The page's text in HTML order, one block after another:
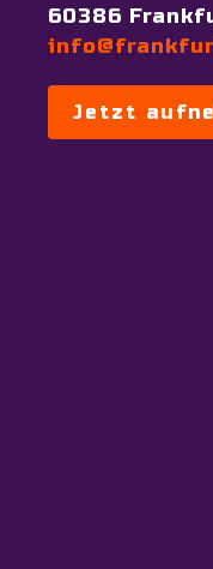
60386
Jetzt